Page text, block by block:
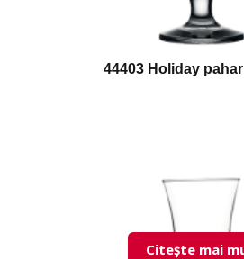
44403 Holiday
Citește mai